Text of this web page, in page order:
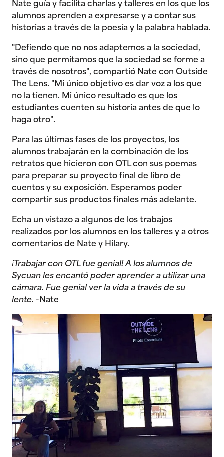
Nate guía y facilita charlas y talleres en los que los
alumnos aprenden a expresarse y a contar sus
historias a través de la poesía y la palabra hablada.
"Defiendo que no nos adaptemos a la sociedad,
sino que permitamos que la sociedad se forme a
través de nosotros", compartió Nate con Outside
The Lens. "Mi único objetivo es dar voz a los que
no la tienen. Mi único resultado es que los
estudiantes cuenten su historia antes de que lo
haga otro".
Para las últimas fases de los proyectos, los
alumnos trabajarán en la combinación de los
retratos que hicieron con OTL con sus poemas
para preparar su proyecto final de libro de
cuentos y su exposición. Esperamos poder
compartir sus productos finales más adelante.
Echa un vistazo a algunos de los trabajos
realizados por los alumnos en los talleres y a otros
comentarios de Nate y Hilary.
¡Trabajar con OTL fue genial! A los alumnos de
Sycuan les encantó poder aprender a utilizar una
cámara. Fue genial ver la vida a través de su
lente. -Nate